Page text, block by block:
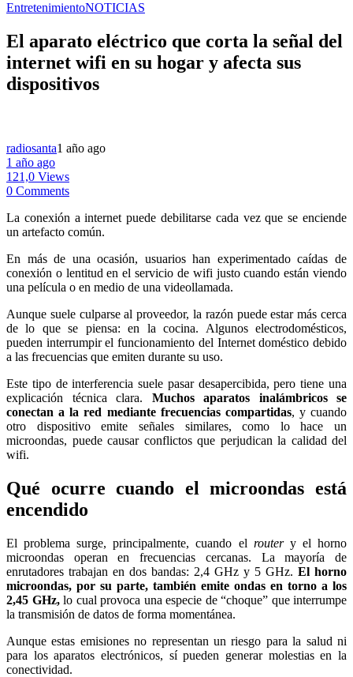
EntretenimientoNOTICIAS
El aparato eléctrico que corta la señal del
internet wifi en su hogar y afecta sus
dispositivos
radiosanta1 año ago
1 año ago
121,0 Views
0 Comments
La conexión a internet puede debilitarse cada vez que se enciende
un artefacto común.
En más de una ocasión, usuarios han experimentado caídas de
conexión o lentitud en el servicio de wifi justo cuando están viendo
una película o en medio de una videollamada.
Aunque suele culparse al proveedor, la razón puede estar más cerca
de lo que se piensa: en la cocina. Algunos electrodomésticos,
pueden interrumpir el funcionamiento del Internet doméstico debido
a las frecuencias que emiten durante su uso.
Este tipo de interferencia suele pasar desapercibida, pero tiene una
explicación técnica clara. Muchos aparatos inalámbricos se
conectan a la red mediante frecuencias compartidas, y cuando
otro dispositivo emite señales similares, como lo hace un
microondas, puede causar conflictos que perjudican la calidad del
wifi.
Qué ocurre cuando el microondas está
encendido
El problema surge, principalmente, cuando el router y el horno
microondas operan en frecuencias cercanas. La mayoría de
enrutadores trabajan en dos bandas: 2,4 GHz y 5 GHz. El horno
microondas, por su parte, también emite ondas en torno a los
2,45 GHz,lo cual provoca una especie de “choque” que interrumpe
la transmisión de datos de forma momentánea.
Aunque estas emisiones no representan un riesgo para la salud ni
para los aparatos electrónicos, sí pueden generar molestias en la
conectividad.